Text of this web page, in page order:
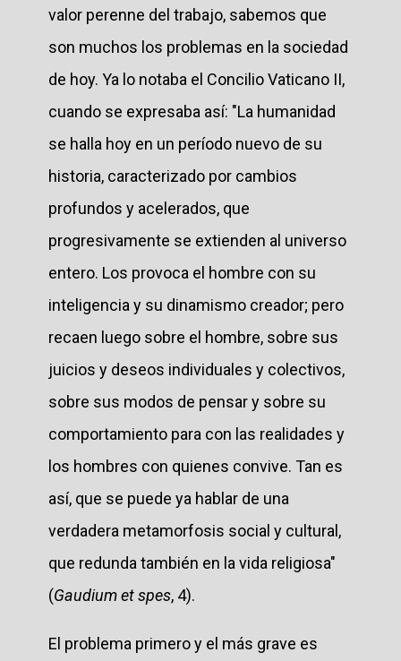
valor perenne del trabajo, sabemos que
son muchos los problemas en la sociedad
de hoy. Ya lo notaba el Concilio Vaticano II,
cuando se expresaba así: "La humanidad
se halla hoy en un período nuevo de su
historia, caracterizado por cambios
profundos y acelerados, que
progresivamente se extienden al universo
entero. Los provoca el hombre con su
inteligencia y su dinamismo creador; pero
recaen luego sobre el hombre, sobre sus
juicios y deseos individuales y colectivos,
sobre sus modos de pensar y sobre su
comportamiento para con las realidades y
los hombres con quienes convive. Tan es
así, que se puede ya hablar de una
verdadera metamorfosis social y cultural,
que redunda también en la vida religiosa"
(Gaudium et spes, 4).
El problema primero y el más grave es